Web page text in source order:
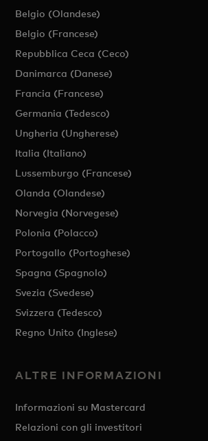
Belgio (Olandese)
Belgio (Francese)
Repubblica Ceca (Ceco)
Danimarca (Danese)
Francia (Francese)
Germania (Tedesco)
Ungheria (Ungherese)
Italia (Italiano)
Lussemburgo (Francese)
Olanda (Olandese)
Norvegia (Norvegese)
Polonia (Polacco)
Portogallo (Portoghese)
Spagna (Spagnolo)
Svezia (Svedese)
Svizzera (Tedesco)
Regno Unito (Inglese)
ALTRE INFORMAZIONI
Informazioni su Mastercard
Relazioni con gli investitori